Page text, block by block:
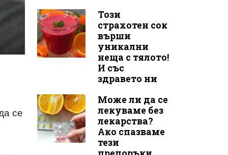
се
Този
страхотен сок
върши
уникални
неща с тялото!
И със
здравето ни
Може ли да се
лекуваме без
лекарства?
Ако спазваме
тези